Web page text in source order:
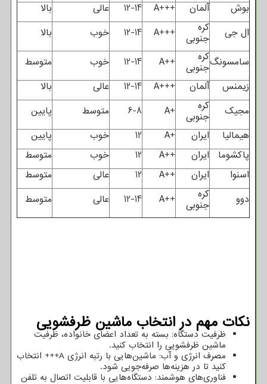
بوش
آلمان A+++
12-14 عالی
بالا
ال جی
کره
جنوبی A+++
12-14 خوب بالا
سامسونگکره
جنوبی A++
12-14 خوب
متوسط
زیمنس
آلمان A+++
12-14 عالی
بالا
مجیک
کره
جنوبی A+
6-8 متوسط
پایین
هیمالیا
ایران A+
12 خوب
پایین
پاکشوما
ایران A++
12 خوب
متوسط
اسنوا
ایران A++
12 عالی
متوسط
دوو
کره
جنوبی A++
12-14 عالی متوسط
نکات مهم در انتخاب ماشین ظرفشویی
ظرفیت دستگاه: بسته به تعداد اعضای خانواده، ظرفیت
ماشین ظرفشویی را انتخاب کنید.
مصرف انرژی و آب: ماشین‌هایی با رتبه انرژی A+++ انتخاب
کنید تا در هزینه‌ها صرفه‌جویی شود.
فناوری‌های هوشمند: دستگاه‌هایی با قابلیت اتصال به تلفن